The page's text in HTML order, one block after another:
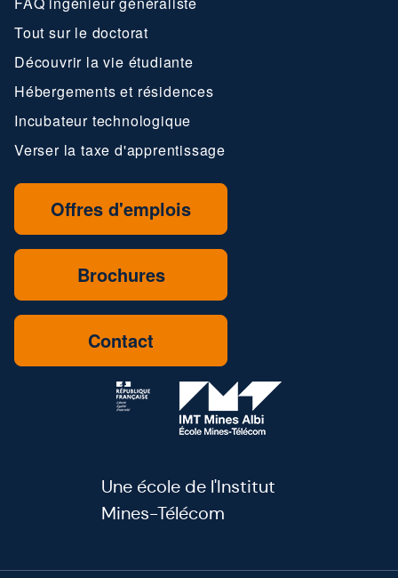
Tout sur le doctorat
Découvrir la vie étudiante
Hébergements et résidences
Incubateur technologique
Verser la taxe d'apprentissage
Offres d'emplois
Brochures
Contact
Une école de l'Institut
Mines-Télécom